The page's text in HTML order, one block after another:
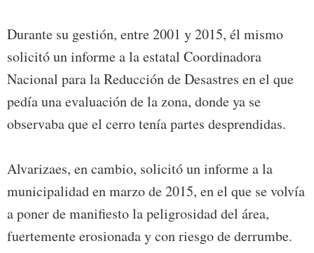
Durante su gestión, entre 2001 y 2015, él mismo
solicitó un informe a la estatal Coordinadora
Nacional para la Reducción de Desastres en el que
pedía una evaluación de la zona, donde ya se
observaba que el cerro tenía partes desprendidas.
Alvarizaes, en cambio, solicitó un informe a la
municipalidad en marzo de 2015, en el que se volvía
a poner de manifiesto la peligrosidad del área,
fuertemente erosionada y con riesgo de derrumbe.